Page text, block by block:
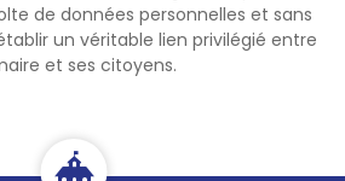
de données personnelles et sans
un véritable lien privilégié entre
et ses citoyens.